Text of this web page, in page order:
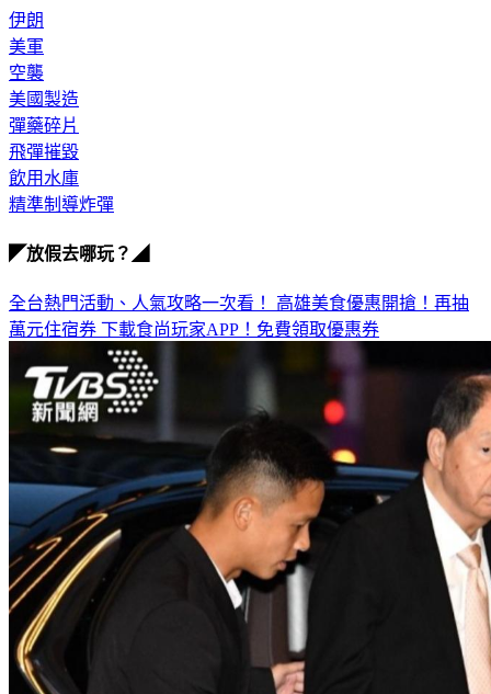
伊朗
美軍
空襲
美國製造
彈藥碎片
飛彈摧毀
飲用水庫
精準制導炸彈
◤放假去哪玩？◢
全台熱門活動、人氣攻略一次看！ 高雄美食優惠開搶！再抽
萬元住宿券 下載食尚玩家APP！免費領取優惠券